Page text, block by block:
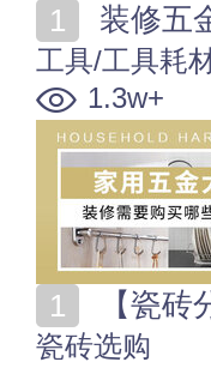
装修五
工具/工具耗
1.3w+
【瓷
瓷砖选购